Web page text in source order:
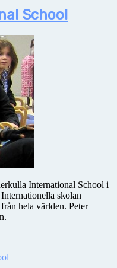
School
International School i
skolan
hela världen. Peter